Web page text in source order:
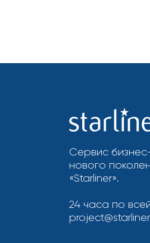
Сервис
нового
«Starliner».
24 часа по